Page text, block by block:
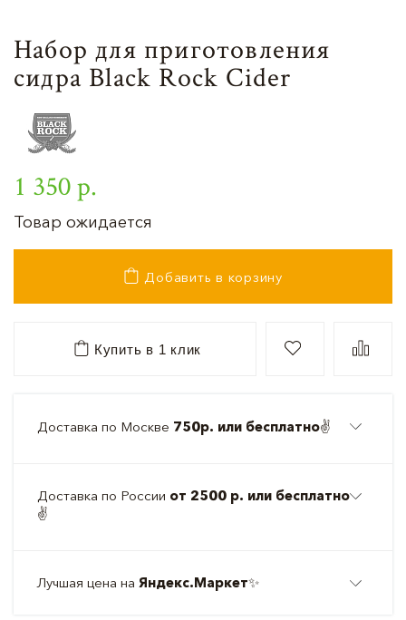
Набор для приготовления
сидра Black Rock Cider
1 350 р.
Товар ожидается
Добавить в корзину
Купить в 1 клик
Доставка по Москве 750р. или бесплатно✌️
Доставка по России от 2500 р. или бесплатно
✌️
Лучшая цена на Яндекс.Маркет✨